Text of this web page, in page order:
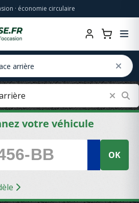
· économie circulaire
votre véhicule
OK
modèle